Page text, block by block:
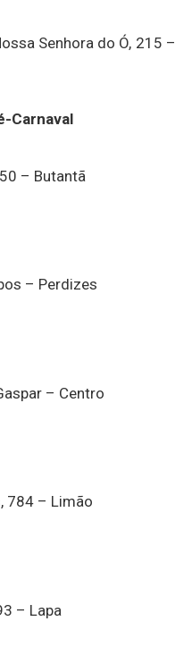
Senhora do Ó, 215 –
Carnaval
– Butantã
– Perdizes
– Centro
784 – Limão
– Lapa